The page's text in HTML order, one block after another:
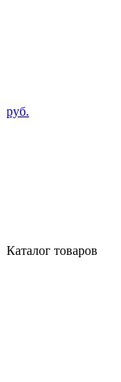
руб.
Каталог товаров